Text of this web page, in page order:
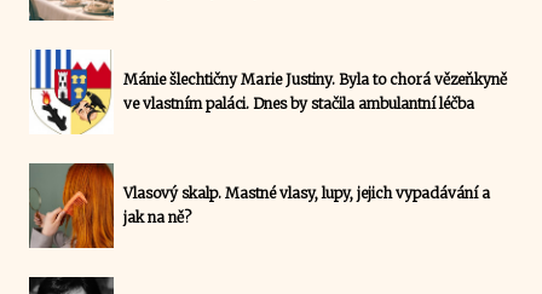
Mánie šlechtičny Marie Justiny. Byla to chorá vězeňkyně
ve vlastním paláci. Dnes by stačila ambulantní léčba
Vlasový skalp. Mastné vlasy, lupy, jejich vypadávání a
jak na ně?